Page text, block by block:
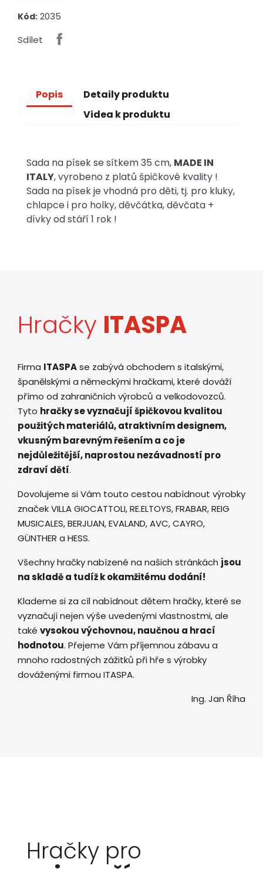
Kód: 2035
Sdílet
Popis
Detaily produktu
Videa k produktu
Sada na písek se sítkem 35 cm, MADE IN
ITALY, vyrobeno z platů špičkové kvality !
Sada na písek je vhodná pro děti, tj. pro kluky,
chlapce i pro holky, děvčátka, děvčata +
dívky od stáří 1 rok !
Hračky ITASPA
Firma ITASPAse zabývá obchodem s italskými,
španělskými a německými hračkami, které dováží
přímo od zahraničních výrobců a velkodovozců.
Tyto hračky se vyznačují špičkovou kvalitou
použitých materiálů, atraktivním designem,
vkusným barevným řešením a co je
nejdůležitější, naprostou nezávadností pro
zdraví dětí.
Dovolujeme si Vám touto cestou nabídnout výrobky
značek VILLA GIOCATTOLI, RE.ELTOYS, FRABAR, REIG
MUSICALES, BERJUAN, EVALAND, AVC, CAYRO,
GÜNTHER a HESS.
Všechny hračky nabízené na našich stránkách jsou
na skladě a tudíž k okamžitému dodání!
Klademe si za cíl nabídnout dětem hračky, které se
vyznačují nejen výše uvedenými vlastnostmi, ale
také vysokou výchovnou, naučnou a hrací
hodnotou. Přejeme Vám příjemnou zábavu a
mnoho radostných zážitků při hře s výrobky
dováženými firmou ITASPA.
Ing. Jan Říha
Hračky pro